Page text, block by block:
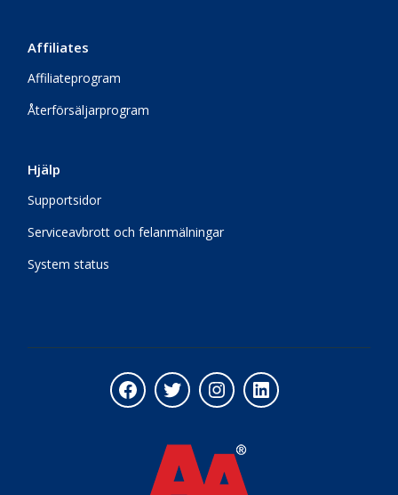
Affiliates
Affiliateprogram
Återförsäljarprogram
Hjälp
Supportsidor
Serviceavbrott och felanmälningar
System status
Facebook
TwitterInstagram
LinkedIn